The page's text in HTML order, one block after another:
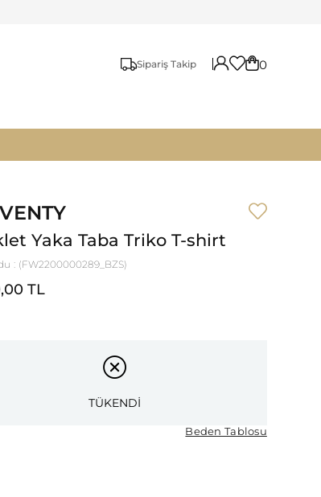
Sipariş Takip 0
Yaka Taba Triko T-shirt
(FW2200000289_BZS)
TL
TÜKENDİ
Beden Tablosu